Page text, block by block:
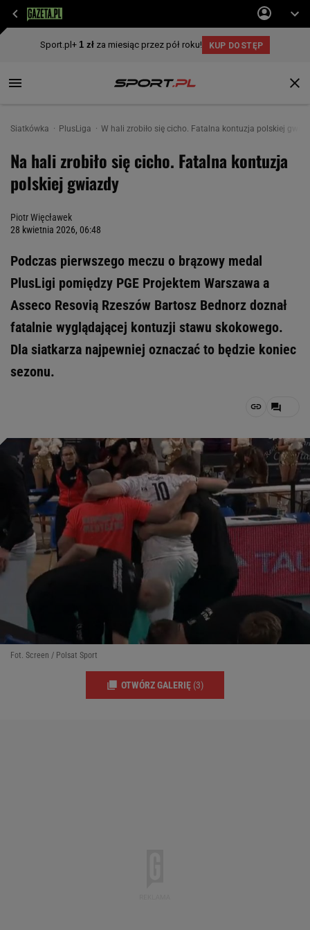
Siatkówka PlusLiga W hali zrobiło się cicho. Fatalna kontuzja polskiej
Na hali zrobiło się cicho. Fatalna kontuzja
polskiej gwiazdy
Piotr Więcławek
28 kwietnia 2026, 06:48
Podczas pierwszego meczu o brązowy medal
PlusLigi pomiędzy PGE Projektem Warszawa a
Asseco Resovią Rzeszów Bartosz Bednorz doznał
fatalnie wyglądającej kontuzji stawu skokowego.
Dla siatkarza najpewniej oznaczać to będzie koniec
sezonu.
Fot. Screen / Polsat Sport
OTWÓRZ GALERIĘ (3)